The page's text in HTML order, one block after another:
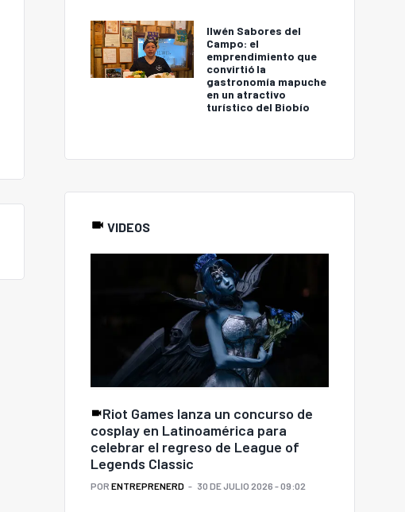
Ilwén Sabores del
Campo: el
emprendimiento que
convirtió la
gastronomía mapuche
en un atractivo
turístico del Biobío
VIDEOS
Riot Games lanza un concurso de
cosplay en Latinoamérica para
celebrar el regreso de League of
Legends Classic
POR ENTREPRENERD 30 DE JULIO 2026 - 09:02